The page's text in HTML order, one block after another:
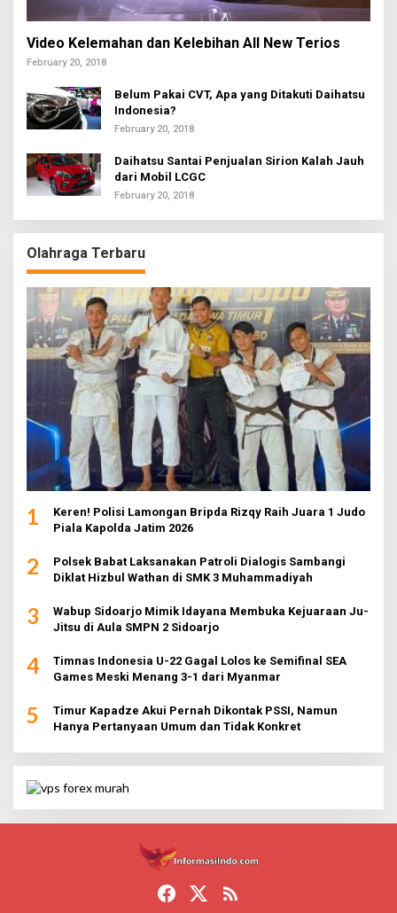
Video Kelemahan dan Kelebihan All New Terios
February 20, 2018
Belum Pakai CVT, Apa yang Ditakuti Daihatsu
Indonesia?
February 20, 2018
Daihatsu Santai Penjualan Sirion Kalah Jauh
dari Mobil LCGC
February 20, 2018
Olahraga Terbaru
1
Keren! Polisi Lamongan Bripda Rizqy Raih Juara 1 Judo
Piala Kapolda Jatim 2026
2
Polsek Babat Laksanakan Patroli Dialogis Sambangi
Diklat Hizbul Wathan di SMK 3 Muhammadiyah
3
Wabup Sidoarjo Mimik Idayana Membuka Kejuaraan Ju-
Jitsu di Aula SMPN 2 Sidoarjo
4
Timnas Indonesia U-22 Gagal Lolos ke Semifinal SEA
Games Meski Menang 3-1 dari Myanmar
5
Timur Kapadze Akui Pernah Dikontak PSSI, Namun
Hanya Pertanyaan Umum dan Tidak Konkret